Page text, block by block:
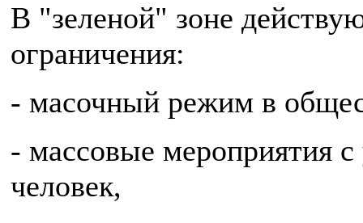
В "зеленой" зоне
ограничения:
- масочный режим в
- массовые мероприятия с
человек,